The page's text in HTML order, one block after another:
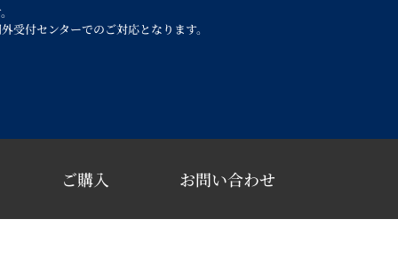
付センターでのご対応となります。
ご購入 お問い合わせ